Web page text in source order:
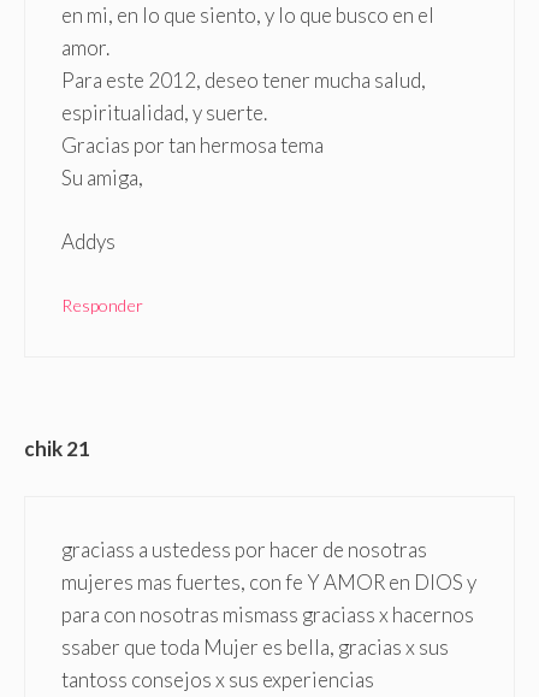
en mi, en lo que siento, y lo que busco en el
amor.
Para este 2012, deseo tener mucha salud,
espiritualidad, y suerte.
Gracias por tan hermosa tema
Su amiga,
Addys
Responder
chik 21
graciass a ustedess por hacer de nosotras
mujeres mas fuertes, con fe Y AMOR en DIOS y
para con nosotras mismass graciass x hacernos
ssaber que toda Mujer es bella, gracias x sus
tantoss consejos x sus experiencias